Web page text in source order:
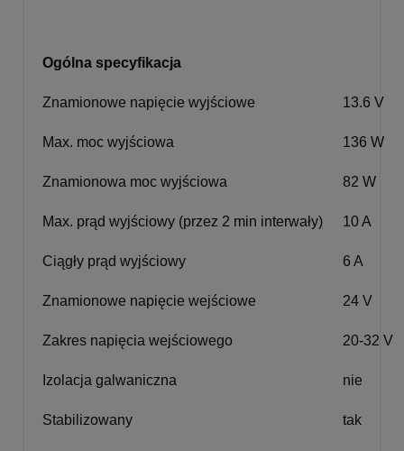
Ogólna specyfikacja
Znamionowe napięcie wyjściowe 13.6 V
Max. moc wyjściowa 136 W
Znamionowa moc wyjściowa 82 W
Max. prąd wyjściowy (przez 2 min interwały) 10 A
Ciągły prąd wyjściowy 6 A
Znamionowe napięcie wejściowe 24 V
Zakres napięcia wejściowego 20-32 V
Izolacja galwaniczna nie
Stabilizowany tak